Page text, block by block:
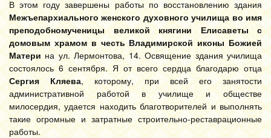
В этом году завершены работы по восстановлению здания
Межъепархиального женского духовного училища во имя
преподобномученицы великой княгини Елисаветы с
домовым храмом в честь Владимирской иконы Божией
Матери на ул. Лермонтова, 14. Освящение здания училища
состоялось 6 сентября. Я от всего сердца благодарю отца
Сергия Кляева, которому, при всей его занятости
административной работой в училище и обществе
милосердия, удается находить благотворителей и выполнять
такие огромные и затратные строительно-реставрационные
работы.